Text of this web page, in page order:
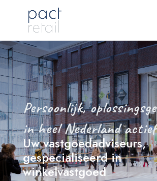
Persoonlijk,
in heel Nederland actief
Uw vastgoedadviseurs,
gespecialiseerd in
winkelvastgoed